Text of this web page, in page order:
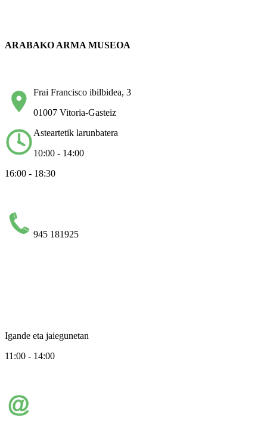
ARABAKO ARMA MUSEOA
Frai Francisco ibilbidea, 3
01007 Vitoria-Gasteiz
Asteartetik larunbatera
10:00 - 14:00
16:00 - 18:30
945 181925
Igande eta jaiegunetan
11:00 - 14:00